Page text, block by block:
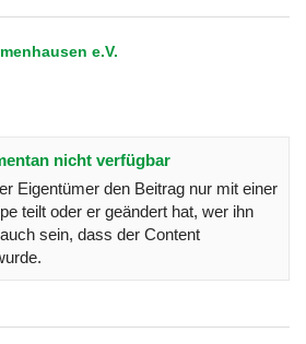
e.V.
nicht verfügbar
Eigentümer den Beitrag nur mit einer
teilt oder er geändert hat, wer ihn
sein, dass der Content